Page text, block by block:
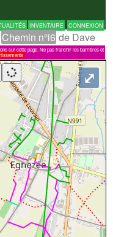
INVENTAIRE CONNEXION
Chemin n°i6 de Dave
sur cette page. Ne pas franchir les barrières et
⤢